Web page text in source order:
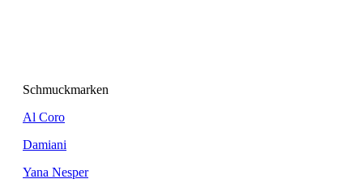
Schmuckmarken
Al Coro
Damiani
Yana Nesper